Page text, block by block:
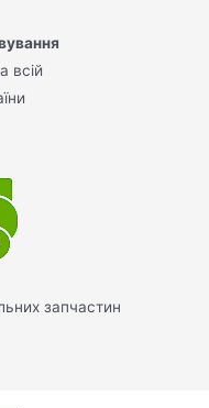
всій
запчастин